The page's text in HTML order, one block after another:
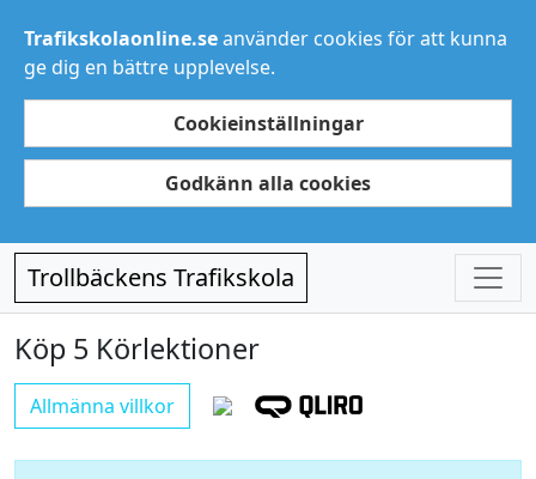
Trafikskolaonline.seanvänder cookies för att kunna
ge dig en bättre upplevelse.
Cookieinställningar
Godkänn alla cookies
Trollbäckens Trafikskola
Köp 5 Körlektioner
Allmänna villkor